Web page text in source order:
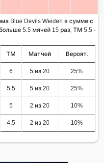
Blue Devils Weiden в сумме с
5.5 мячей 15 раз, ТМ 5.5 -
ТМ Матчей Вероят.
6 5 из 20 25%
5.5 5 из 20 25%
5 2 из 20 10%
4.5 2 из 20 10%